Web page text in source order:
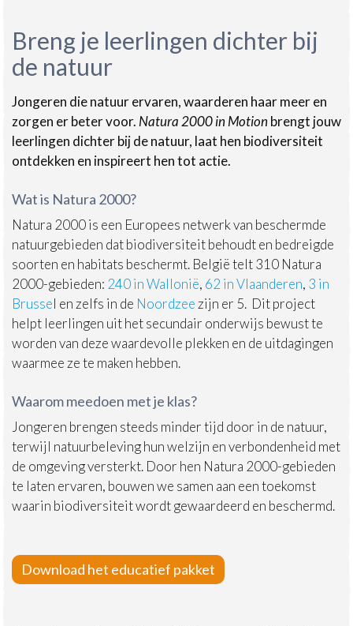
Breng je leerlingen dichter bij
de natuur
Jongeren die natuur ervaren, waarderen haar meer en
zorgen er beter voor. Natura 2000 in Motionbrengt jouw
leerlingen dichter bij de natuur, laat hen biodiversiteit
ontdekken en inspireert hen tot actie.
Wat is Natura 2000?
Natura 2000 is een Europees netwerk van beschermde
natuurgebieden dat biodiversiteit behoudt en bedreigde
soorten en habitats beschermt. België telt 310 Natura
2000-gebieden: 240 in Wallonië, 62 in Vlaanderen, 3 in
Brussel en zelfs in de Noordzee zijn er 5. Dit project
helpt leerlingen uit het secundair onderwijs bewust te
worden van deze waardevolle plekken en de uitdagingen
waarmee ze te maken hebben.
Waarom meedoen met je klas?
Jongeren brengen steeds minder tijd door in de natuur,
terwijl natuurbeleving hun welzijn en verbondenheid met
de omgeving versterkt. Door hen Natura 2000-gebieden
te laten ervaren, bouwen we samen aan een toekomst
waarin biodiversiteit wordt gewaardeerd en beschermd.
Download het educatief pakket